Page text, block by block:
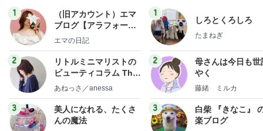
1
（旧アカウント）エマ
ブログ【アラフォー会
社売却セカンドライ
エマの日記
2
リトルミニマリストの
ビューティコラム The
little minimalist's bea
あねっさ／anessa
3
美人になれる、たくさ
んの魔法
1
しろとくろしろ
たまねぎ
2
母さんは今日も世
やく
藤緒 ミルカ
3
白柴 『きなこ』
楽ブログ